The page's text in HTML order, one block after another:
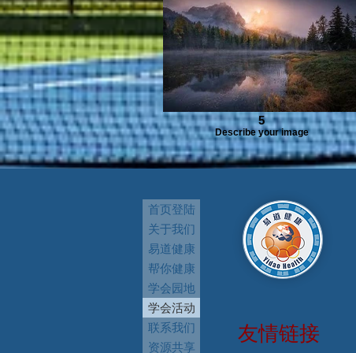
5
Describe your image
首页登陆
关于我们
易道健康
帮你健康
学会园地
学会活动
联系我们
资源共享
友情链接